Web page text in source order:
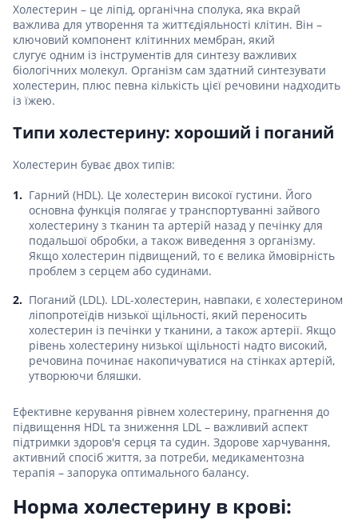
Холестерин – це ліпід, органічна сполука, яка вкрай
важлива для утворення та життєдіяльності клітин. Він –
ключовий компонент клітинних мембран, який
слугує одним із інструментів для синтезу важливих
біологічних молекул. Організм сам здатний синтезувати
холестерин, плюс певна кількість цієї речовини надходить
із їжею.
Типи холестерину: хороший і поганий
Холестерин буває двох типів:
Гарний (HDL). Це холестерин високої густини. Його
основна функція полягає у транспортуванні зайвого
холестерину з тканин та артерій назад у печінку для
подальшої обробки, а також виведення з організму.
Якщо холестерин підвищений, то є велика ймовірність
проблем з серцем або судинами.
Поганий (LDL). LDL-холестерин, навпаки, є холестерином
ліпопротеїдів низької щільності, який переносить
холестерин із печінки у тканини, а також артерії. Якщо
рівень холестерину низької щільності надто високий,
речовина починає накопичуватися на стінках артерій,
утворюючи бляшки.
Ефективне керування рівнем холестерину, прагнення до
підвищення HDL та зниження LDL – важливий аспект
підтримки здоров'я серця та судин. Здорове харчування,
активний спосіб життя, за потреби, медикаментозна
терапія – запорука оптимального балансу.
Норма холестерину в крові: